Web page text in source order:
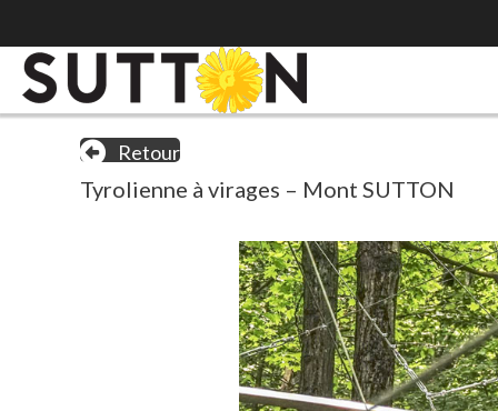
Retour
Tyrolienne à virages – Mont SUTTON